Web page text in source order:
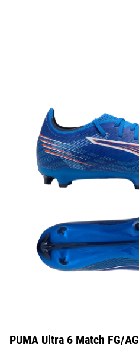
PUMA Ultra 6 Match FG/AG